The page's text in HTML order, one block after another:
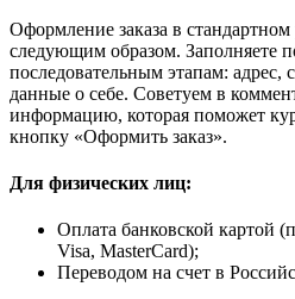
Оформление заказа в
следующим образом. Заполняете
последовательным этапам: адрес,
данные о себе. Советуем в
информацию, которая поможет
кнопку «Оформить заказ».
Для физических лиц:
Оплата банковской картой
Visa, MasterCard);
Переводом на счет в